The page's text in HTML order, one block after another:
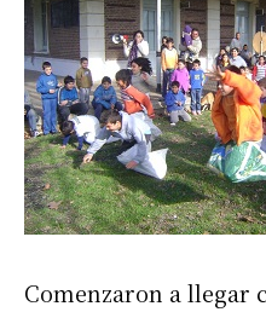
Comenzaron a llegar